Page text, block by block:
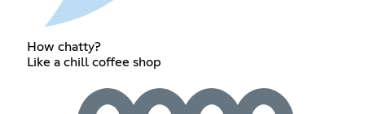
How chatty?
Like a chill coffee shop